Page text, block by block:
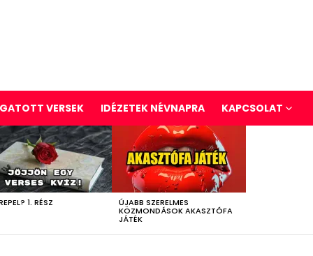
VERSEK IDÉZETEK NÉVNAPRA KAPCSOLAT
1. RÉSZ ÚJABB SZERELMES
KÖZMONDÁSOK AKASZTÓFA
JÁTÉK